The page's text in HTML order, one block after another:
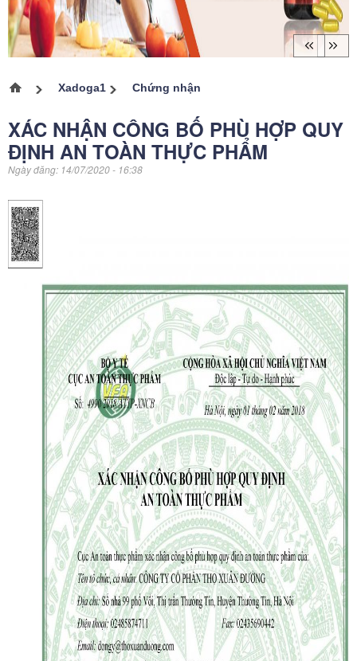
Trang chủ Xadoga1 Chứng nhận
XÁC NHẬN CÔNG BỐ PHÙ HỢP QUY
ĐỊNH AN TOÀN THỰC PHẨM
Ngày đăng: 14/07/2020 - 16:38